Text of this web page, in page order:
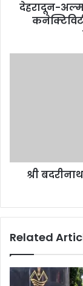
देहरादून-
श्री
Related